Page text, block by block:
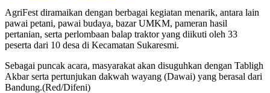
AgriFest diramaikan dengan berbagai kegiatan menarik, antara lain
pawai petani, pawai budaya, bazar UMKM, pameran hasil
pertanian, serta perlombaan balap traktor yang diikuti oleh 33
peserta dari 10 desa di Kecamatan Sukaresmi.
Sebagai puncak acara, masyarakat akan disuguhkan dengan Tabligh
Akbar serta pertunjukan dakwah wayang (Dawai) yang berasal dari
Bandung.(Red/Difeni)